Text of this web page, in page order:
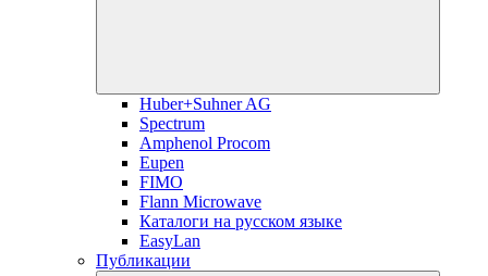
Huber+Suhner AG
Spectrum
Amphenol Procom
Eupen
FIMO
Flann Microwave
Каталоги на русском языке
EasyLan
Публикации